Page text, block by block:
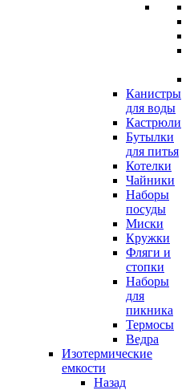
Канистры
для воды
Кастрюли
Бутылки
для питья
Котелки
Чайники
Наборы
посуды
Миски
Кружки
Фляги и
стопки
Наборы
для
пикника
Термосы
Ведра
Изотермические
емкости
Назад